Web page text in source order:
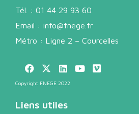
Tél. : 01 44 29 93 60
Email : info@fnege.fr
Métro : Ligne 2 – Courcelles
Copyright FNEGE 2022
Liens utiles